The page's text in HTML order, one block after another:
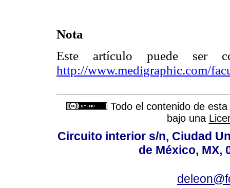
Nota
Este artículo puede ser
http://www.medigraphic.com/
Todo el contenido de
bajo una
Circuito interior s/n, Ciudad
de México, MX,